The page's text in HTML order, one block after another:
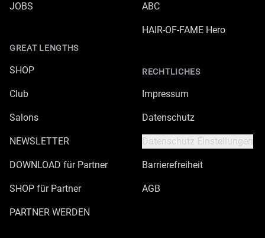
JOBS
GREAT LENGTHS
SHOP
Club
Salons
NEWSLETTER
DOWNLOAD für Partner
SHOP für Partner
PARTNER WERDEN
ABC
HAIR-OF-FAME Hero
RECHTLICHES
Impressum
Datenschutz
Datenschutz Einstellungen
Barrierefreiheit
AGB